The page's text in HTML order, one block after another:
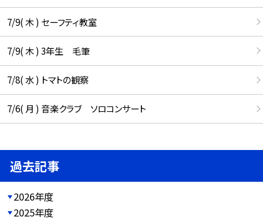
7/9( 木 ) セーフティ教室
7/9( 木 ) 3年生 毛筆
7/8( 水 ) トマトの観察
7/6( 月 ) 音楽クラブ ソロコンサート
過去記事
2026年度
2025年度